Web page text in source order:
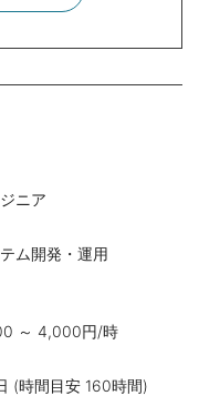
ニア
ム開発・運用
～ 4,000円/時
(時間目安 160時間)